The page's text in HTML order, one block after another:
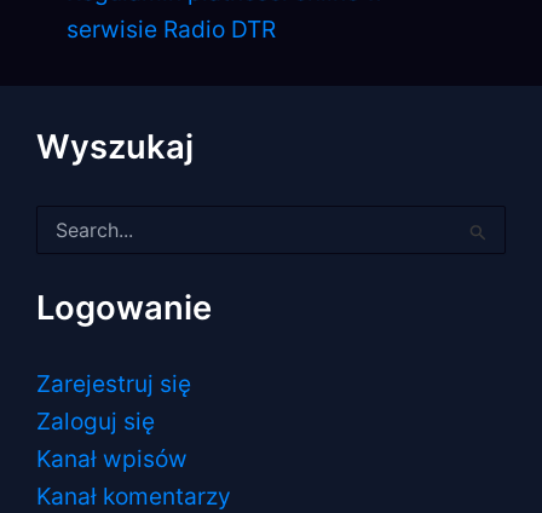
serwisie Radio DTR
Wyszukaj
dla:
Logowanie
Zarejestruj się
Zaloguj się
Kanał wpisów
Kanał komentarzy